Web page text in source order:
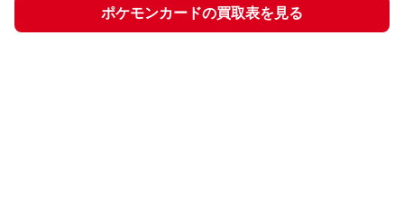
ポケモンカードの買取表を見る